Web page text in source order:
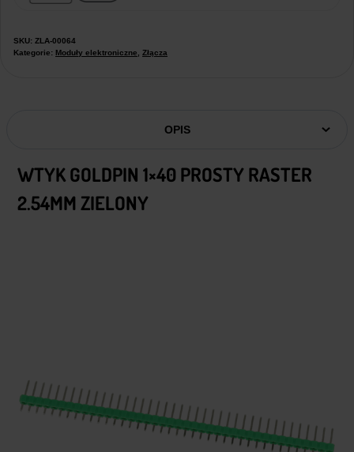
SKU: ZLA-00064
Kategorie: Moduły elektroniczne Złącza
OPIS
WTYK GOLDPIN 1×40 PROSTY RASTER
2.54MM ZIELONY